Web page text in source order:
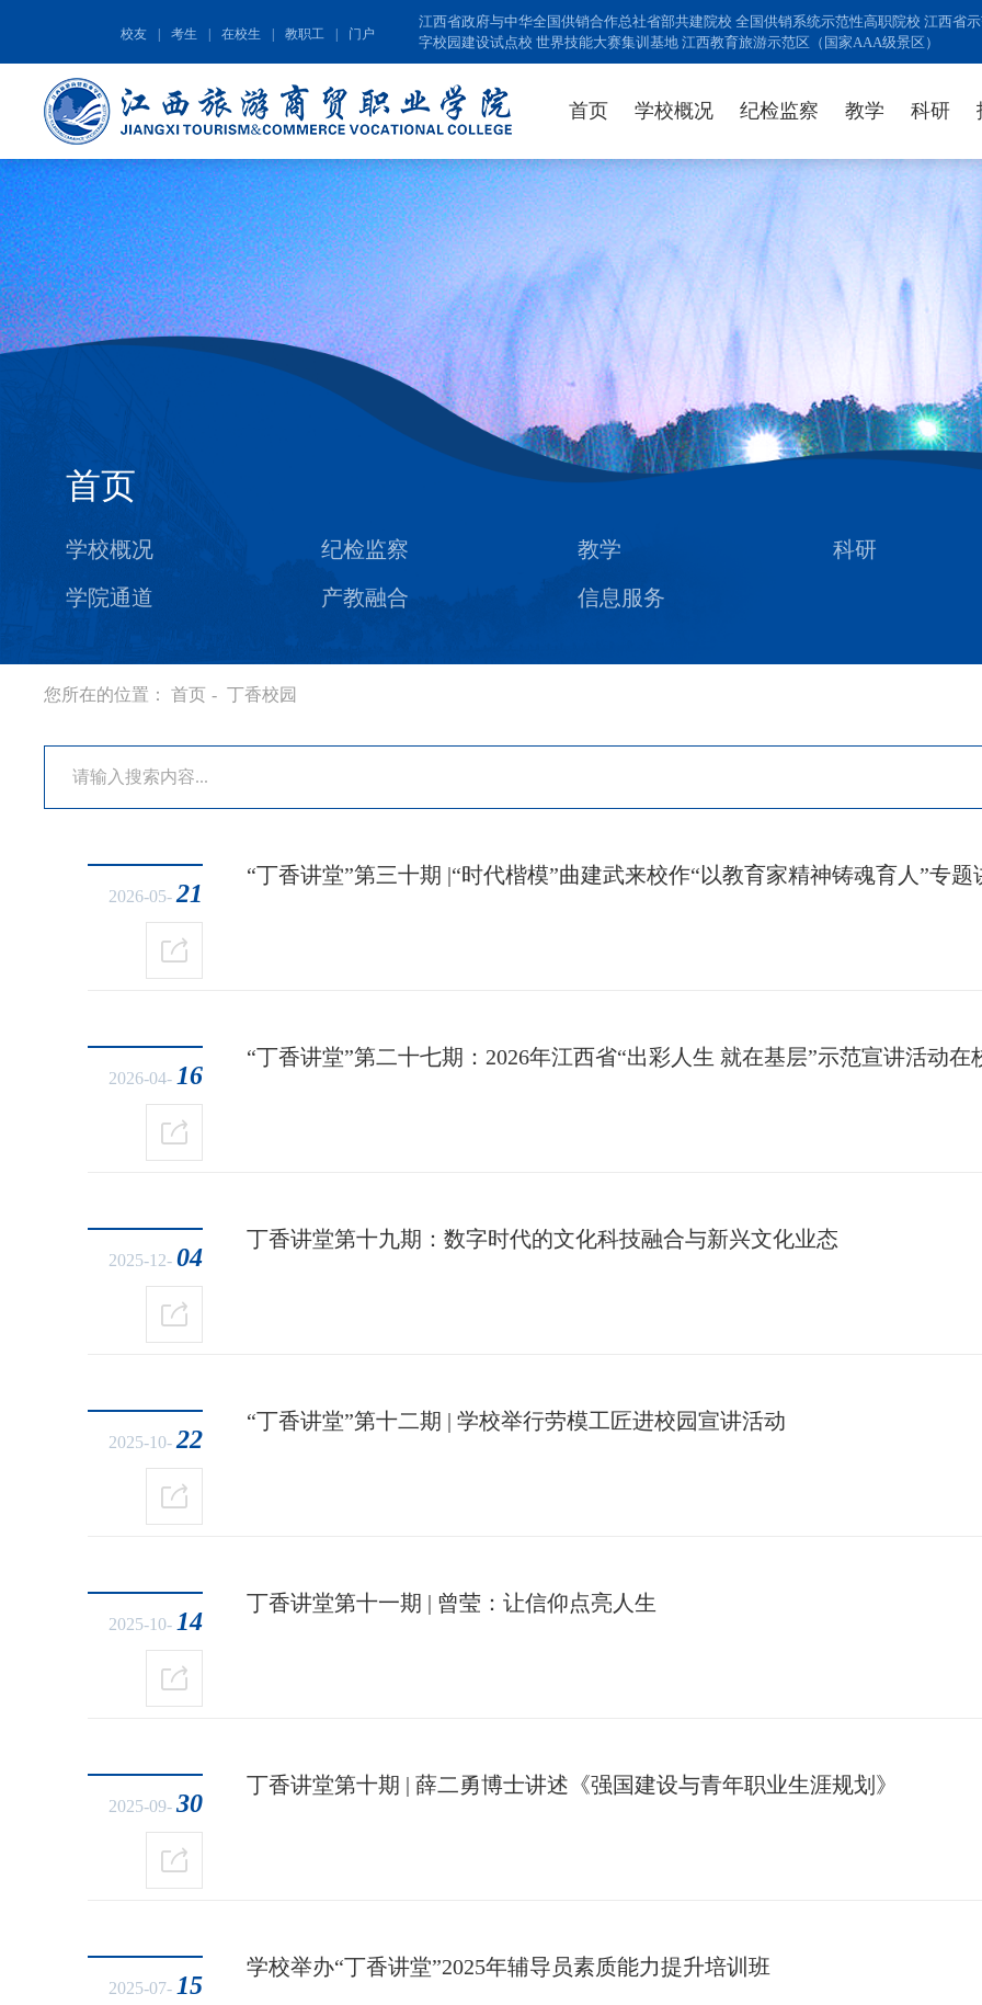
校友 考生 在校生 教职工 门户
江西省政府与中华全国供销合作总社省部共建院校 全国供销系统示范性高职院校 江西省
字校园建设试点校 世界技能大赛集训基地 江西教育旅游示范区（国家AAA级景区）
首页 学校概况 纪检监察 教学 科研
首页
学校概况 纪检监察 教学
科研
学院通道
产教融合 信息服务
您所在的位置： 首页 - 丁香校园
2026-05- 21
“丁香讲堂”第三十期 |“时代楷模”曲建武来校作“以教育家精神铸魂育人”专题
2026-04- 16
“丁香讲堂”第二十七期：2026年江西省“出彩人生 就在基层”示范宣讲活动在
2025-12- 04
丁香讲堂第十九期：数字时代的文化科技融合与新兴文化业态
2025-10- 22
“丁香讲堂”第十二期 | 学校举行劳模工匠进校园宣讲活动
2025-10- 14
丁香讲堂第十一期 | 曾莹：让信仰点亮人生
2025-09- 30
丁香讲堂第十期 | 薛二勇博士讲述《强国建设与青年职业生涯规划》
2025-07- 15
学校举办“丁香讲堂”2025年辅导员素质能力提升培训班